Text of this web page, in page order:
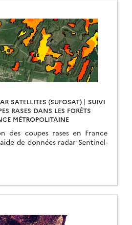
SATELLITES (SUFOSAT) | SUIVI
RASES DANS LES FORÊTS
MÉTROPOLITAINE
des coupes rases en France
de données radar Sentinel-